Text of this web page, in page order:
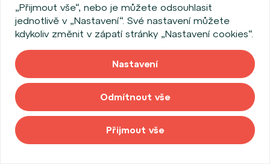
Partners distribution channels Retail
Provided by WOOD Retail Investments
Investment portal
Portal for retail clients - ETF portfolios and others
Privacy policy Cookies policy Cookies settings
Copyright © 2026 WOOD & Company
„Přijmout vše“, nebo je můžete odsouhlasit
jednotlivě v „Nastavení“. Své nastavení můžete
kdykoliv změnit v zápatí stránky „Nastavení cookies“.
Nastavení
Odmítnout vše
Přijmout vše